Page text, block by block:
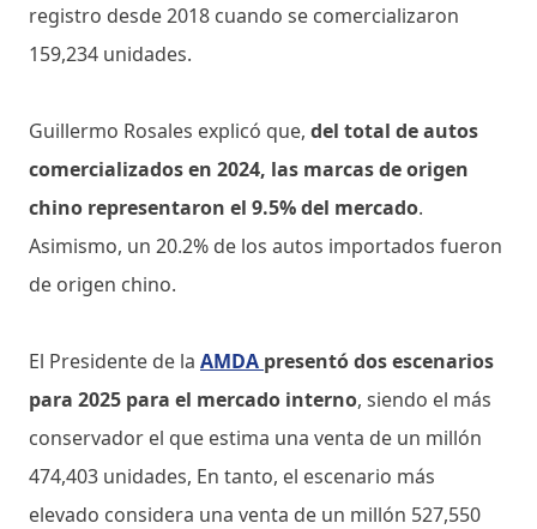
registro desde 2018 cuando se comercializaron
159,234 unidades.
Guillermo Rosales explicó que, del total de autos
comercializados en 2024, las marcas de origen
chino representaron el 9.5% del mercado.
Asimismo, un 20.2% de los autos importados fueron
de origen chino.
El Presidente de la AMDA presentó dos escenarios
para 2025 para el mercado interno, siendo el más
conservador el que estima una venta de un millón
474,403 unidades, En tanto, el escenario más
elevado considera una venta de un millón 527,550